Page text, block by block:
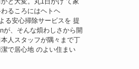
るころにはヘトヘ
る安心掃除サービスを 提
が、そんな煩わしさから開
人スタッフが隅々まで丁
で居心地 のよい住まい